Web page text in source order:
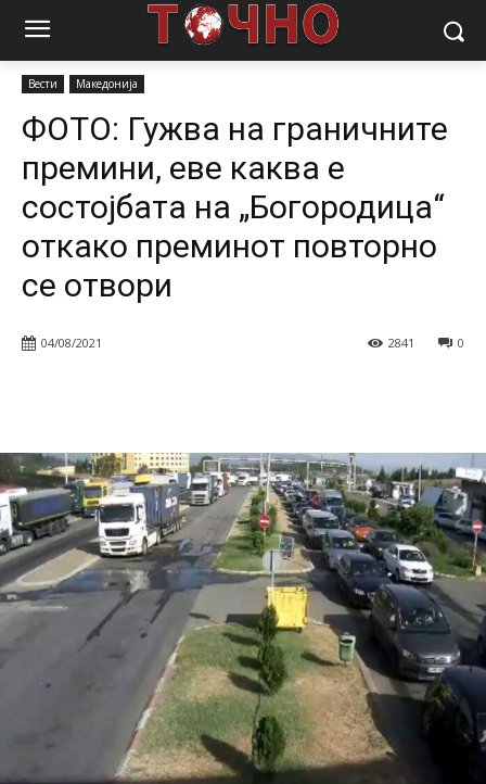
Почетна Македонија
ФОТО: Гужва на граничните
Вести Македонија
ФОТО: Гужва на граничните
премини, еве каква е
состојбата на „Богородица“
откако преминот повторно
се отвори
04/08/2021 0
2841